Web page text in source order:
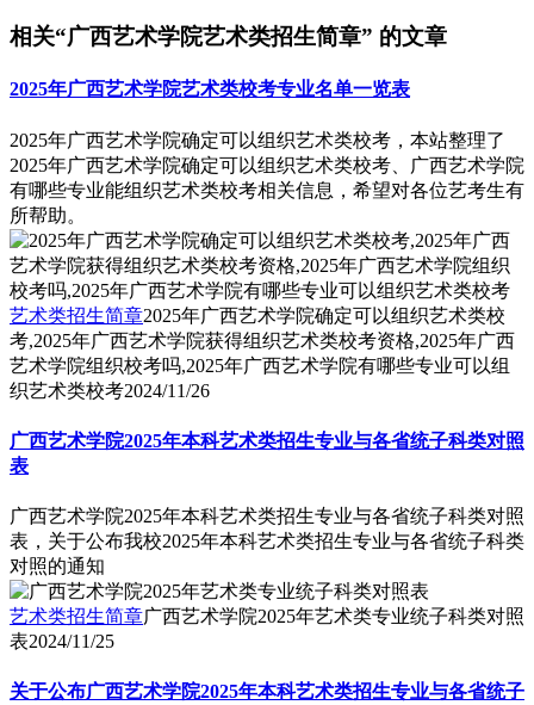
相关“广西艺术学院艺术类招生简章” 的文章
2025年广西艺术学院艺术类校考专业名单一览表
2025年广西艺术学院确定可以组织艺术类校考，本站整理了
2025年广西艺术学院确定可以组织艺术类校考、广西艺术学院
有哪些专业能组织艺术类校考相关信息，希望对各位艺考生有
所帮助。
艺术类招生简章2025年广西艺术学院确定可以组织艺术类校
考,2025年广西艺术学院获得组织艺术类校考资格,2025年广西
艺术学院组织校考吗,2025年广西艺术学院有哪些专业可以组
织艺术类校考2024/11/26
广西艺术学院2025年本科艺术类招生专业与各省统子科类对照
表
广西艺术学院2025年本科艺术类招生专业与各省统子科类对照
表，关于公布我校2025年本科艺术类招生专业与各省统子科类
对照的通知
艺术类招生简章广西艺术学院2025年艺术类专业统子科类对照
表2024/11/25
关于公布广西艺术学院2025年本科艺术类招生专业与各省统子